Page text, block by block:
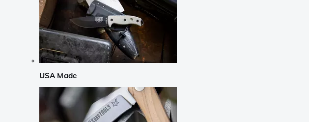
USA Made